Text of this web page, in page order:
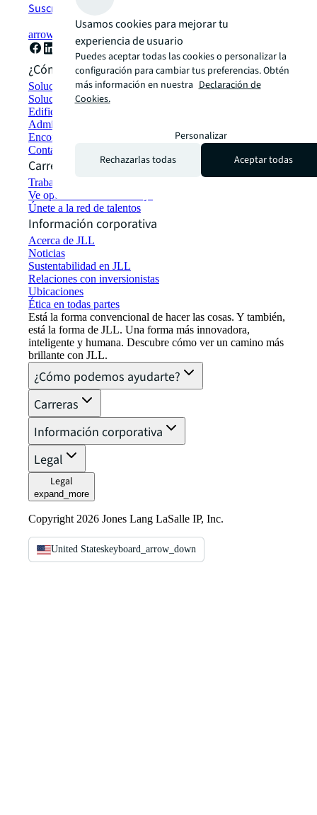
Suscríbete ahora
arrow_forward
¿Cómo podemos ayudarte?
Soluciones en sustentabilidad
Soluciones de espacio de trabajo híbrido
Edificios verdes y arrendamieto
Administración de Portafolios
Encontrar y arrendar espacios
Contáctanos
Carreras
Trabaja en JLL
Ve oportunidades de trabajo
Únete a la red de talentos
Información corporativa
Acerca de JLL
Noticias
Sustentabilidad en JLL
Relaciones con inversionistas
Ubicaciones
Ética en todas partes
Está la forma convencional de hacer las cosas. Y también,
está la forma de JLL. Una forma más innovadora,
inteligente y humana. Descubre cómo ver un camino más
brillante con JLL.
¿Cómo podemos ayudarte?
Carreras
Información corporativa
Legal
Legal
expand_more
Copyright 2026 Jones Lang LaSalle IP, Inc.
United Stateskeyboard_arrow_down
Usamos cookies para mejorar tu
experiencia de usuario
Puedes aceptar todas las cookies o personalizar la
configuración para cambiar tus preferencias. Obtén
más información en nuestra Declaración de
Cookies.
Personalizar
Rechazarlas todas
Aceptar todas